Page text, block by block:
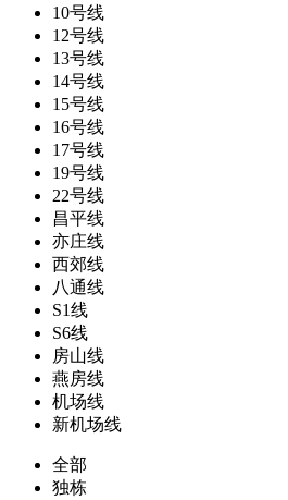
10号线
12号线
13号线
14号线
15号线
16号线
17号线
19号线
22号线
昌平线
亦庄线
西郊线
八通线
S1线
S6线
房山线
燕房线
机场线
新机场线
全部
独栋